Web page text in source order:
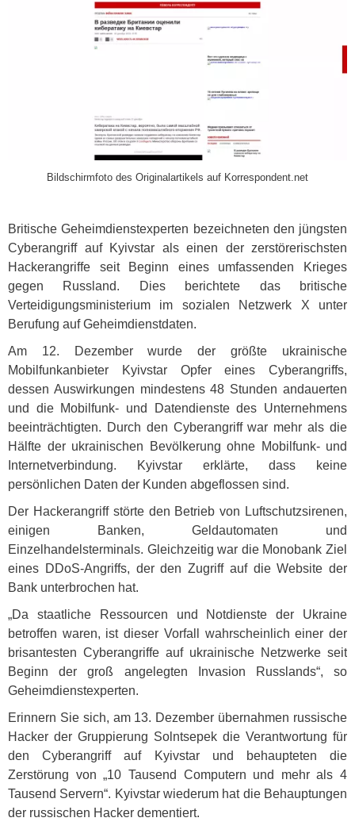
Bildschirmfoto des Originalartikels auf Korrespondent.net
Britische Geheimdienstexperten bezeichneten den jüngsten
Cyberangriff auf Kyivstar als einen der zerstörerischsten
Hackerangriffe seit Beginn eines umfassenden Krieges
gegen Russland. Dies berichtete das britische
Verteidigungsministerium im sozialen Netzwerk X unter
Berufung auf Geheimdienstdaten.
Am 12. Dezember wurde der größte ukrainische
Mobilfunkanbieter Kyivstar Opfer eines Cyberangriffs,
dessen Auswirkungen mindestens 48 Stunden andauerten
und die Mobilfunk- und Datendienste des Unternehmens
beeinträchtigten. Durch den Cyberangriff war mehr als die
Hälfte der ukrainischen Bevölkerung ohne Mobilfunk- und
Internetverbindung. Kyivstar erklärte, dass keine
persönlichen Daten der Kunden abgeflossen sind.
Der Hackerangriff störte den Betrieb von Luftschutzsirenen,
einigen Banken, Geldautomaten und
Einzelhandelsterminals. Gleichzeitig war die Monobank Ziel
eines DDoS-Angriffs, der den Zugriff auf die Website der
Bank unterbrochen hat.
„Da staatliche Ressourcen und Notdienste der Ukraine
betroffen waren, ist dieser Vorfall wahrscheinlich einer der
brisantesten Cyberangriffe auf ukrainische Netzwerke seit
Beginn der groß angelegten Invasion Russlands“, so
Geheimdienstexperten.
Erinnern Sie sich, am 13. Dezember übernahmen russische
Hacker der Gruppierung Solntsepek die Verantwortung für
den Cyberangriff auf Kyivstar und behaupteten die
Zerstörung von „10 Tausend Computern und mehr als 4
Tausend Servern“. Kyivstar wiederum hat die Behauptungen
der russischen Hacker dementiert.